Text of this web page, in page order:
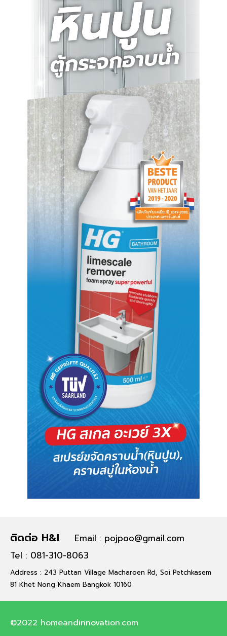
ติดต่อ H&I
Email : pojpoo@gmail.com
Tel : 081-310-8063
Address : 243 Puttan Village Macharoen Rd, Soi Petchkasem
81 Khet Nong Khaem Bangkok 10160
©2022 homeandinnovation.com